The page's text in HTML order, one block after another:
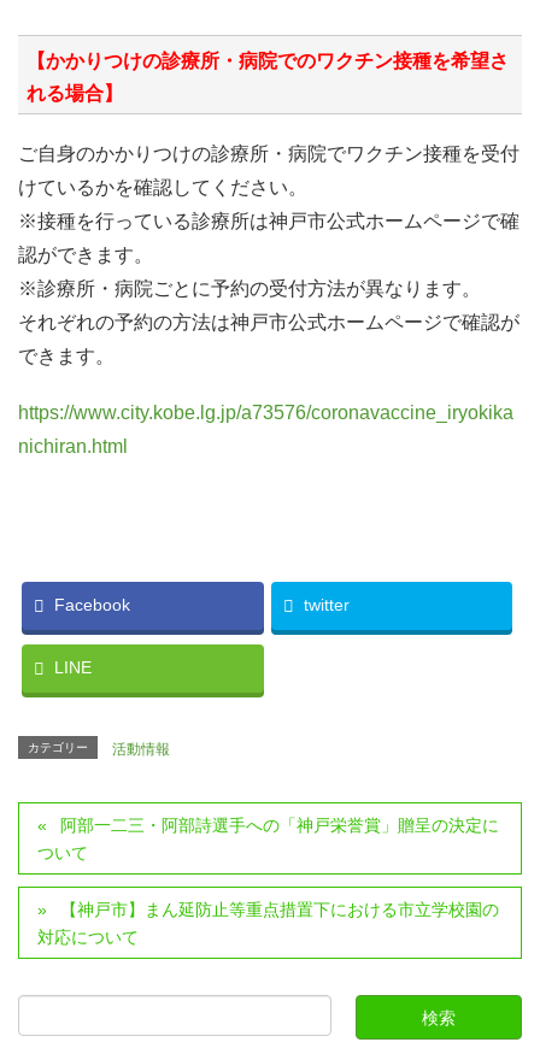
【かかりつけの診療所・病院でのワクチン接種を希望さ
れる場合】
ご自身のかかりつけの診療所・病院でワクチン接種を受付
けているかを確認してください。
※接種を行っている診療所は神戸市公式ホームページで確
認ができます。
※診療所・病院ごとに予約の受付方法が異なります。
それぞれの予約の方法は神戸市公式ホームページで確認が
できます。
https://www.city.kobe.lg.jp/a73576/coronavaccine_iryokika
nichiran.html
Facebook twitter
LINE
カテゴリー 活動情報
阿部一二三・阿部詩選手への「神戸栄誉賞」贈呈の決定に
ついて
【神戸市】まん延防止等重点措置下における市立学校園の
対応について